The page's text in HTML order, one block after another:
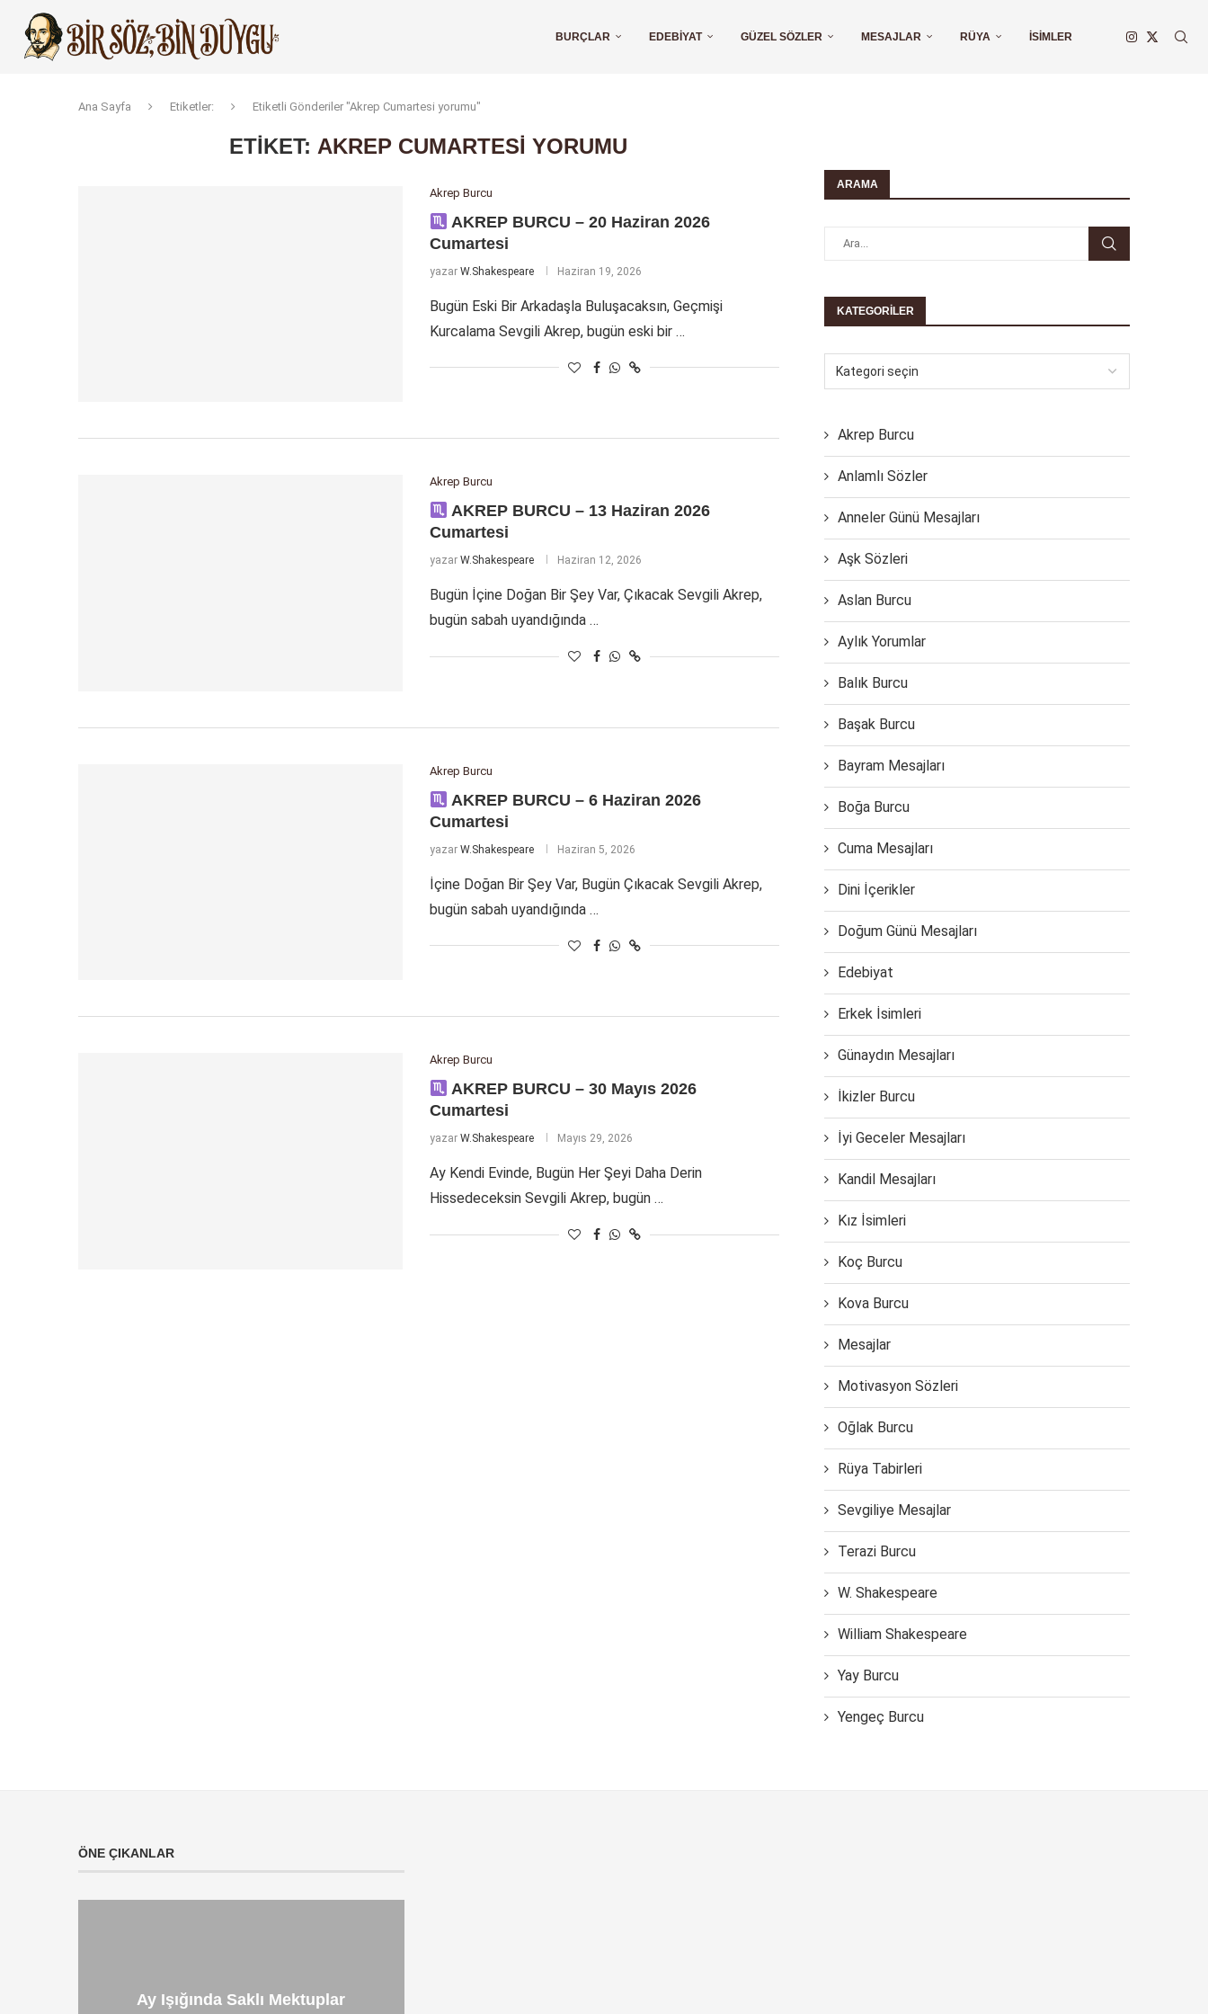
BURÇLAR EDEBIYAT GÜZEL SÖZLER MESAJLAR RÜYA İSIMLER
Ana Sayfa Etiketler: Etiketli Gönderiler "Akrep Cumartesi yorumu"
ETIKET: AKREP CUMARTESI YORUMU
Akrep Burcu
AKREP BURCU – 20 Haziran 2026
Cumartesi
yazar W.Shakespeare Haziran 19, 2026
Bugün Eski Bir Arkadaşla Buluşacaksın, Geçmişi
Kurcalama Sevgili Akrep, bugün eski bir …
Akrep Burcu
AKREP BURCU – 13 Haziran 2026
Cumartesi
yazar W.Shakespeare Haziran 12, 2026
Bugün İçine Doğan Bir Şey Var, Çıkacak Sevgili Akrep,
bugün sabah uyandığında …
Akrep Burcu
AKREP BURCU – 6 Haziran 2026
Cumartesi
yazar W.Shakespeare Haziran 5, 2026
İçine Doğan Bir Şey Var, Bugün Çıkacak Sevgili Akrep,
bugün sabah uyandığında …
Akrep Burcu
AKREP BURCU – 30 Mayıs 2026
Cumartesi
yazar W.Shakespeare Mayıs 29, 2026
Ay Kendi Evinde, Bugün Her Şeyi Daha Derin
Hissedeceksin Sevgili Akrep, bugün …
ARAMA
KATEGORILER
Akrep Burcu
Anlamlı Sözler
Anneler Günü Mesajları
Aşk Sözleri
Aslan Burcu
Aylık Yorumlar
Balık Burcu
Başak Burcu
Bayram Mesajları
Boğa Burcu
Cuma Mesajları
Dini İçerikler
Doğum Günü Mesajları
Edebiyat
Erkek İsimleri
Günaydın Mesajları
İkizler Burcu
İyi Geceler Mesajları
Kandil Mesajları
Kız İsimleri
Koç Burcu
Kova Burcu
Mesajlar
Motivasyon Sözleri
Oğlak Burcu
Rüya Tabirleri
Sevgiliye Mesajlar
Terazi Burcu
W. Shakespeare
William Shakespeare
Yay Burcu
Yengeç Burcu
ÖNE ÇIKANLAR
Ay Işığında Saklı Mektuplar